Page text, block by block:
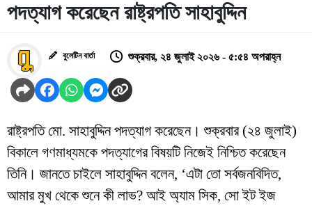
পদত্যাগ করেছেন রাষ্ট্রপতি সাহাবুদ্দিন
বুলেটিন বার্তা শুক্রবার, ২৪ জুলাই ২০২৬ - ৫:৫৪ অপরাহ্ন
রাষ্ট্রপতি মো. সাহাবুদ্দিন পদত্যাগ করেছেন। শুক্রবার (২৪ জুলাই)
বিকালে গণমাধ্যমকে পদত্যাগের বিষয়টি নিজেই নিশ্চিত করেছেন
তিনি। জানতে চাইলে সাহাবুদ্দিন বলেন, ‘এটা তো সর্বজনবিদিত,
আমার মুখ থেকে শুনে কী লাভ? আই অ্যাম সিক, সো ইট ইজ